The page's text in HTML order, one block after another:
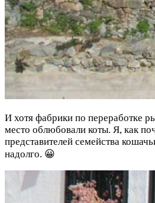
И хотя фабрики по переработке
место облюбовали коты. Я, как
представителей семейства
надолго. 😀